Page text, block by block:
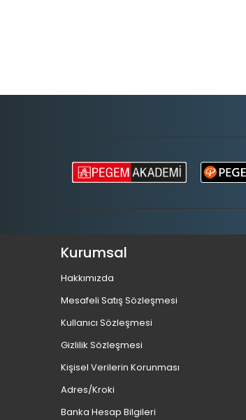
Kurumsal
Hakkımızda
Mesafeli Satış Sözleşmesi
Kullanıcı Sözleşmesi
Gizlilik Sözleşmesi
Kişisel Verilerin Korunması
Adres/Kroki
Banka Hesap Bilgileri